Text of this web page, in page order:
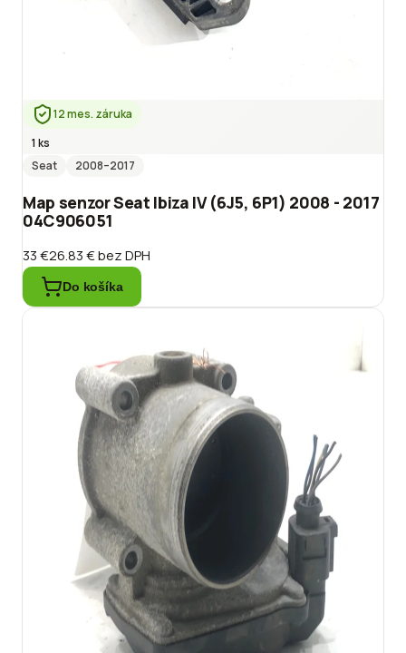
12 mes. záruka
1 ks
Seat
2008–2017
Map senzor Seat Ibiza IV (6J5, 6P1) 2008 - 2017
04C906051
33 €26.83 €bez DPH
Do košíka